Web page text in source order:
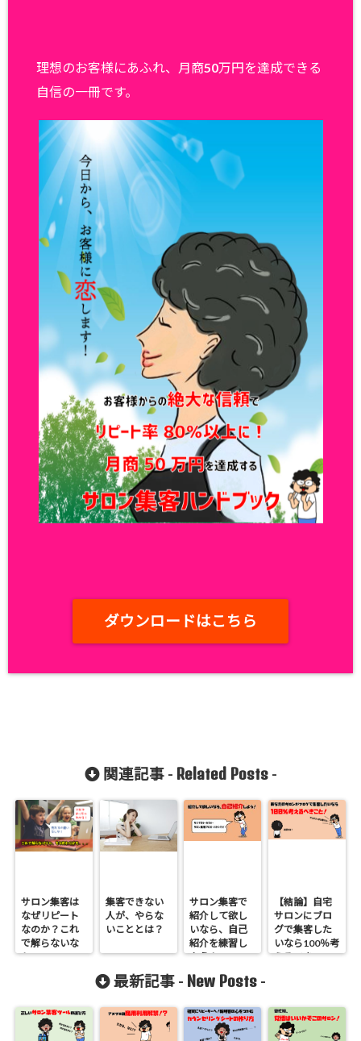
理想のお客様にあふれ、月商50万円を達成できる
自信の一冊です。
ダウンロードはこちら
関連記事 - Related Posts-
サロン集客は
なぜリピート
なのか？これ
で解らないな
ら．．．
集客できない
人が、やらな
いこととは？
サロン集客で
紹介して欲し
いなら、自己
紹介を練習し
よう！
【結論】自宅
サロンにブロ
グで集客した
いなら100％考
えるべきこ
最新記事 - New Posts -